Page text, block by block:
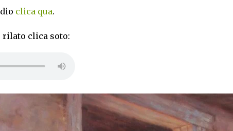
clica qua.
rilato clica soto: